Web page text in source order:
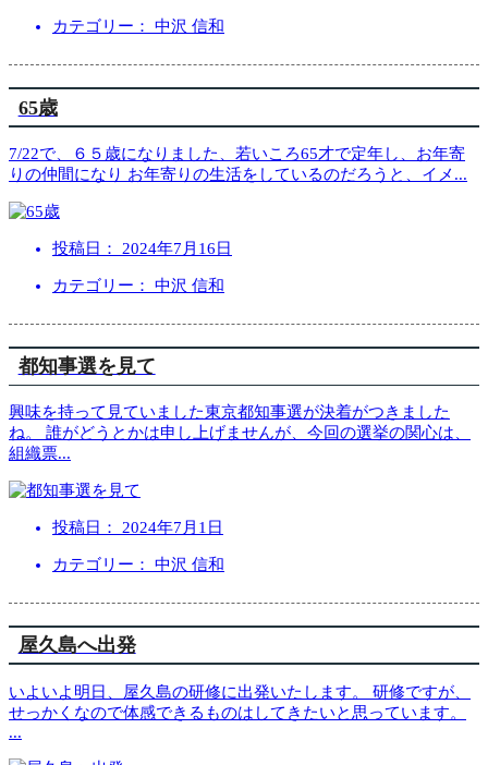
カテゴリー： 中沢 信和
65歳
7/22で、６５歳になりました、若いころ65才で定年し、お年寄
りの仲間になり お年寄りの生活をしているのだろうと、イメ ...
投稿日： 2024年7月16日
カテゴリー： 中沢 信和
都知事選を見て
興味を持って見ていました東京都知事選が決着がつきました
ね。 誰がどうとかは申し上げませんが、今回の選挙の関心は、
組織票...
投稿日： 2024年7月1日
カテゴリー： 中沢 信和
屋久島へ出発
いよいよ明日、屋久島の研修に出発いたします。 研修ですが、
せっかくなので体感できるものはしてきたいと思っています。
...